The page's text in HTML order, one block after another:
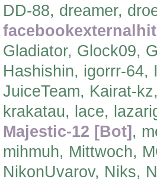
DD-88, dreamer,
facebookexternalhit
Gladiator, Glock09,
Hashishin, igorrr-
JuiceTeam, Kairat-
krakatau, lace,
Majestic-12 [Bot] ,
mihmuh, Mittwoch,
NikonUvarov, Niks,